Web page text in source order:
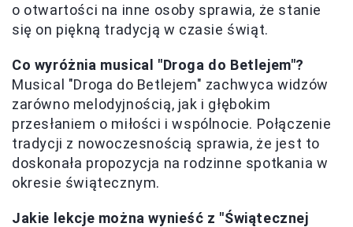
o otwartości na inne osoby sprawia, że stanie
się on piękną tradycją w czasie świąt.
Co wyróżnia musical "Droga do Betlejem"?
Musical "Droga do Betlejem" zachwyca widzów
zarówno melodyjnością, jak i głębokim
przesłaniem o miłości i wspólnocie. Połączenie
tradycji z nowoczesnością sprawia, że jest to
doskonała propozycja na rodzinne spotkania w
okresie świątecznym.
Jakie lekcje można wynieść z "Świątecznej